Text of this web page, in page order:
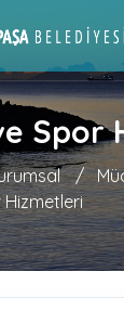
Spor
/
Hizmetleri